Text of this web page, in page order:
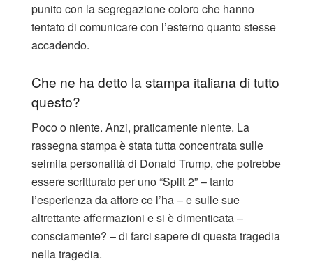
punito con la segregazione coloro che hanno
tentato di comunicare con l’esterno quanto stesse
accadendo.
Che ne ha detto la stampa italiana di tutto
questo?
Poco o niente. Anzi, praticamente niente. La
rassegna stampa è stata tutta concentrata sulle
seimila personalità di Donald Trump, che potrebbe
essere scritturato per uno “Split 2” – tanto
l’esperienza da attore ce l’ha – e sulle sue
altrettante affermazioni e si è dimenticata –
consciamente? – di farci sapere di questa tragedia
nella tragedia.